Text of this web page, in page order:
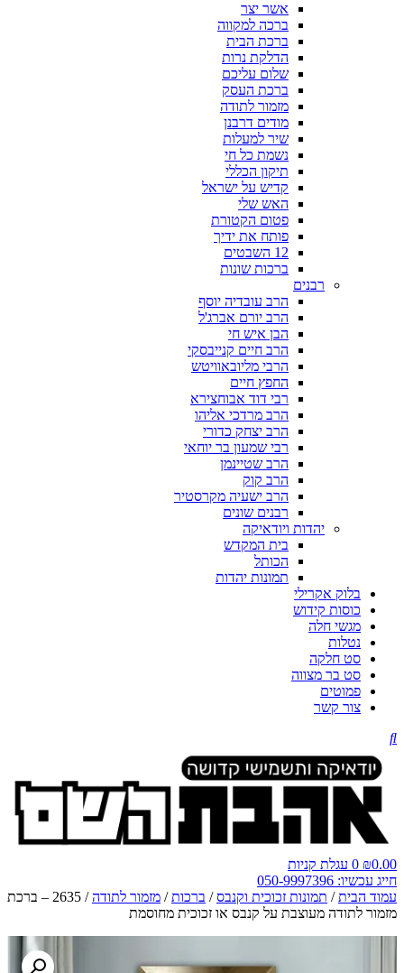
אשר יצר
ברכה למקווה
ברכת הבית
הדלקת נרות
שלום עליכם
ברכת העסק
מזמור לתודה
מודים דרבנן
שיר למעלות
נשמת כל חי
תיקון הכללי
קדיש על ישראל
האש שלי
פטום הקטורת
פותח את ידיך
12 השבטים
ברכות שונות
רבנים
הרב עובדיה יוסף
הרב יורם אברג'ל
הבן איש חי
הרב חיים קנייבסקי
הרבי מליובאוויטש
החפץ חיים
רבי דוד אבוחצירא
הרב מרדכי אליהו
הרב יצחק כדורי
רבי שמעון בר יוחאי
הרב שטיינמן
הרב קוק
הרב ישעיה מקרסטיר
רבנים שונים
יהדות ויודאיקה
בית המקדש
הכותל
תמונות יהדות
בלוק אקרילי
כוסות קידוש
מגשי חלה
נטלות
סט חלקה
סט בר מצווה
פמוטים
צור קשר
₪0.00
0 עגלת קניות
חייג עכשיו: 050-9997396
עמוד הבית/ תמונות זכוכית וקנבס/ ברכות/ מזמור לתודה
/ 2635 – ברכת
מזמור לתודה מעוצבת על קנבס או זכוכית מחוסמת